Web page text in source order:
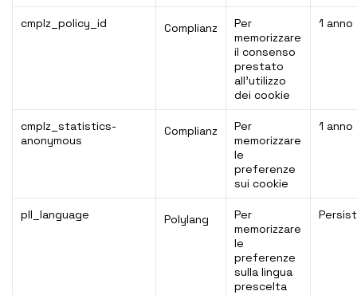
cmplz_policy_id Complianz
Per
memorizzare
il consenso
prestato
all’utilizzo
dei cookie
1 anno
cmplz_statistics-
anonymous
Complianz
Per
memorizzare
le
preferenze
sui cookie
1 anno
pll_language Polylang
Per
memorizzare
le
preferenze
sulla lingua
prescelta